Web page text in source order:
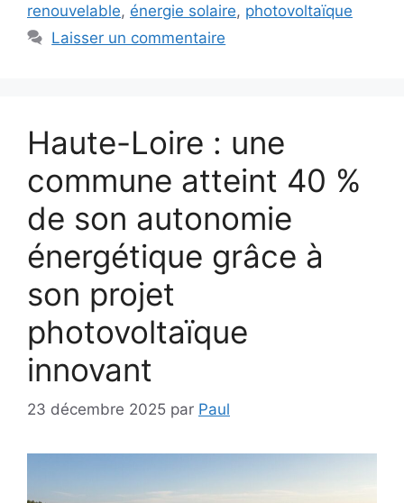
renouvelable, énergie solaire, photovoltaïque
Laisser un commentaire
Haute-Loire : une
commune atteint 40 %
de son autonomie
énergétique grâce à
son projet
photovoltaïque
innovant
23 décembre 2025 par Paul